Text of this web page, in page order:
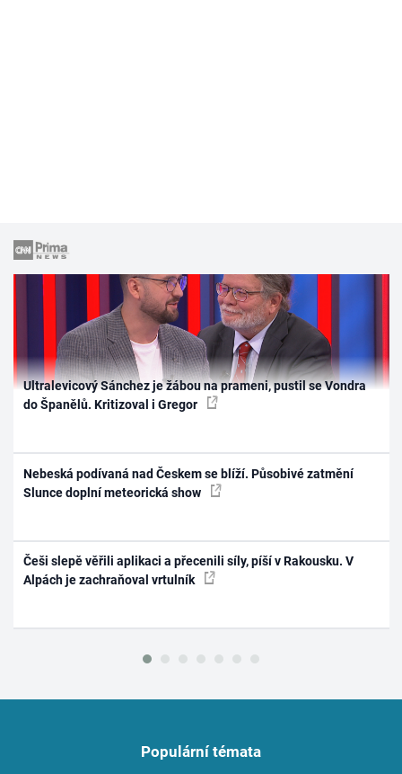
Ultralevicový Sánchez je žábou na prameni, pustil se Vondra
do Španělů. Kritizoval i Gregor
Nebeská podívaná nad Českem se blíží. Působivé zatmění
Slunce doplní meteorická show
Češi slepě věřili aplikaci a přecenili síly, píší v Rakousku. V
Alpách je zachraňoval vrtulník
Populární témata